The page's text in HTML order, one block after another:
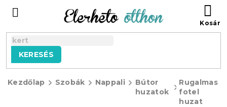
tartalomhoz
KERESÉS
Kezdőlap Szobák Nappali
Bútor
huzatok
Rugalmas
fotel
huzat